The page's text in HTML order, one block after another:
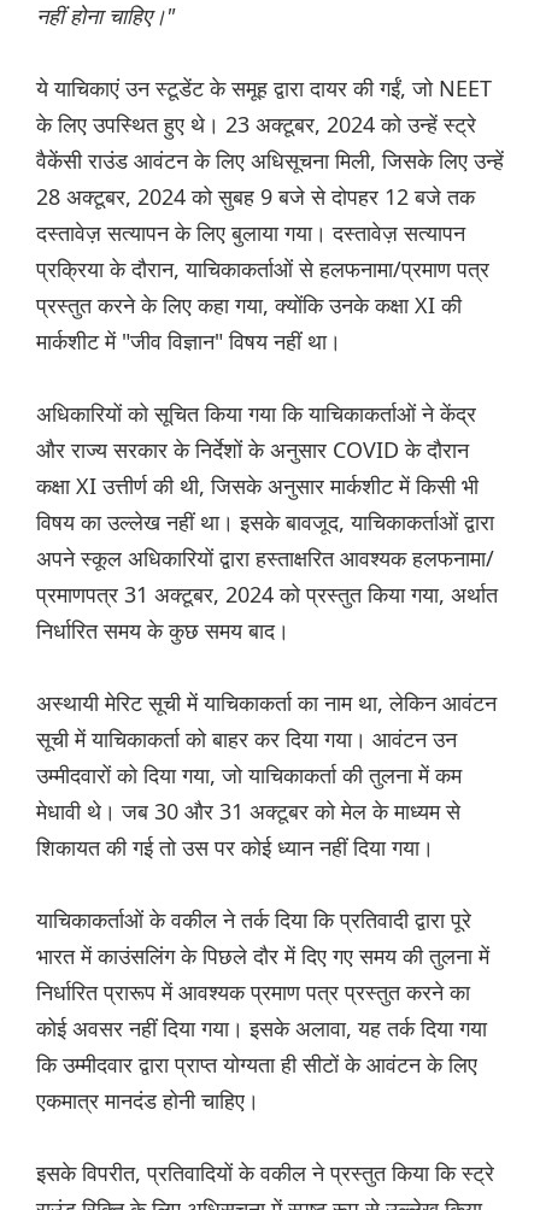
नहीं होना चाहिए।"
ये याचिकाएं उन स्टूडेंट के समूह द्वारा दायर की गईं, जो NEET
के लिए उपस्थित हुए थे। 23 अक्टूबर, 2024 को उन्हें स्ट्रे
वैकेंसी राउंड आवंटन के लिए अधिसूचना मिली, जिसके लिए उन्हें
28 अक्टूबर, 2024 को सुबह 9 बजे से दोपहर 12 बजे तक
दस्तावेज़ सत्यापन के लिए बुलाया गया। दस्तावेज़ सत्यापन
प्रक्रिया के दौरान, याचिकाकर्ताओं से हलफनामा/प्रमाण पत्र
प्रस्तुत करने के लिए कहा गया, क्योंकि उनके कक्षा XI की
मार्कशीट में "जीव विज्ञान" विषय नहीं था।
अधिकारियों को सूचित किया गया कि याचिकाकर्ताओं ने केंद्र
और राज्य सरकार के निर्देशों के अनुसार COVID के दौरान
कक्षा XI उत्तीर्ण की थी, जिसके अनुसार मार्कशीट में किसी भी
विषय का उल्लेख नहीं था। इसके बावजूद, याचिकाकर्ताओं द्वारा
अपने स्कूल अधिकारियों द्वारा हस्ताक्षरित आवश्यक हलफनामा/
प्रमाणपत्र 31 अक्टूबर, 2024 को प्रस्तुत किया गया, अर्थात
निर्धारित समय के कुछ समय बाद।
अस्थायी मेरिट सूची में याचिकाकर्ता का नाम था, लेकिन आवंटन
सूची में याचिकाकर्ता को बाहर कर दिया गया। आवंटन उन
उम्मीदवारों को दिया गया, जो याचिकाकर्ता की तुलना में कम
मेधावी थे। जब 30 और 31 अक्टूबर को मेल के माध्यम से
शिकायत की गई तो उस पर कोई ध्यान नहीं दिया गया।
याचिकाकर्ताओं के वकील ने तर्क दिया कि प्रतिवादी द्वारा पूरे
भारत में काउंसलिंग के पिछले दौर में दिए गए समय की तुलना में
निर्धारित प्रारूप में आवश्यक प्रमाण पत्र प्रस्तुत करने का
कोई अवसर नहीं दिया गया। इसके अलावा, यह तर्क दिया गया
कि उम्मीदवार द्वारा प्राप्त योग्यता ही सीटों के आवंटन के लिए
एकमात्र मानदंड होनी चाहिए।
इसके विपरीत, प्रतिवादियों के वकील ने प्रस्तुत किया कि स्ट्रे